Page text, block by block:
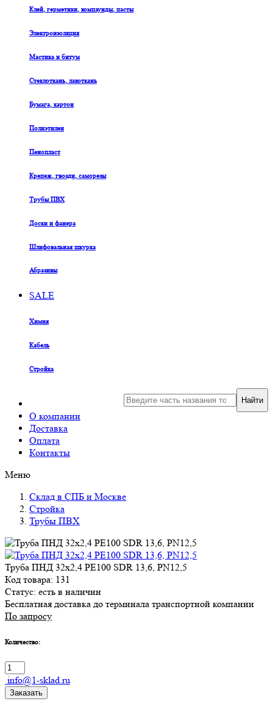
Клей, герметики, компаунды, пасты
Электроизоляция
Мастика и битум
Стеклоткань, лакоткань
Бумага, картон
Полиэтилен
Пенопласт
Крепеж, гвозди, саморезы
Трубы ПВХ
Доски и фанера
Шлифовальная шкурка
Абразивы
SALE
Химия
Кабель
Стройка
О компании
Доставка
Оплата
Контакты
Найти
Меню
Склад в СПБ и Москве
Стройка
Трубы ПВХ
Труба ПНД 32х2,4 PE100 SDR 13,6, PN12,5
Код товара: 131
Статус: есть в наличии
Бесплатная доставка до терминала транспортной компании
По запросу
Количество:
info@1-sklad.ru
Заказать